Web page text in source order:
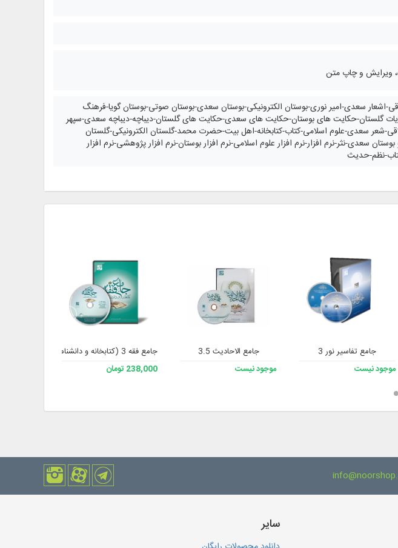
ویرایش و چاپ متن
اشعار سعدی-امیر نوری-بوستان الکترونیکی-بوستان سعدی-بوستان صوتی-بوستان گویا-فرهنگ
گلستان-حکایت های بوستان-حکایت های سعدی-حکایت های گلستان-دیباچه-دیباچه سعدی-سپهر
سعدی-علوم اسلامی-کتاب-کتابخانه-اهل بیت-حضرت محمد-گلستان الکترونیکی-گلستان
سعدی-نثر-نرم افزار-نرم افزار علوم اسلامی-نرم افزار بوستان-نرم افزار پژوهشی-نرم افزار
کتاب-نظم-حدیث
جامع تفاسیر نور 3
موجود نیست
جامع الاحادیث 3.5
موجود نیست
جامع فقه 3 (کتابخانه و دانشنامه تخصصی فقه)
238,000 تومان
سایر